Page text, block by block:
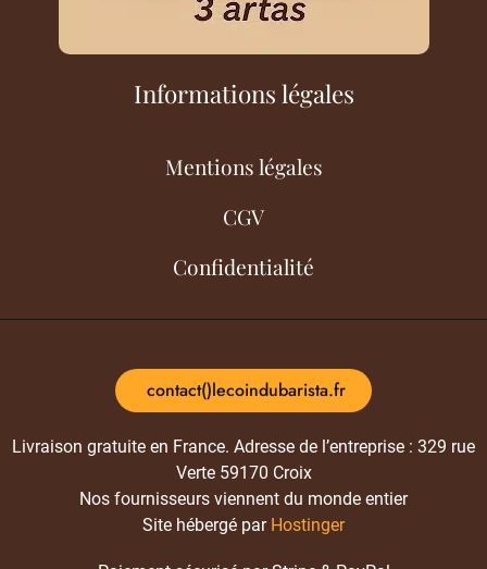
Informations légales
Mentions légales
CGV
Confidentialité
contact()lecoindubarista.fr
Livraison gratuite en France. Adresse de l’entreprise : 329 rue
Verte 59170 Croix
Nos fournisseurs viennent du monde entier
Site hébergé par Hostinger